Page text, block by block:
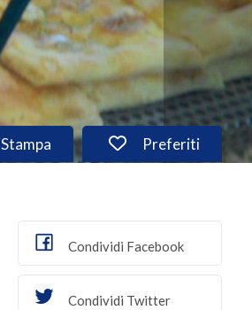
Preferiti: Cod.
Preferiti
Stampa: Cod. ese562
Stampa
Condividi Facebook
Condividi Twitter